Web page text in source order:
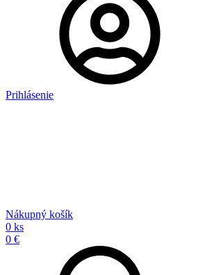
Prihlásenie
Nákupný košík
0 ks
0 €